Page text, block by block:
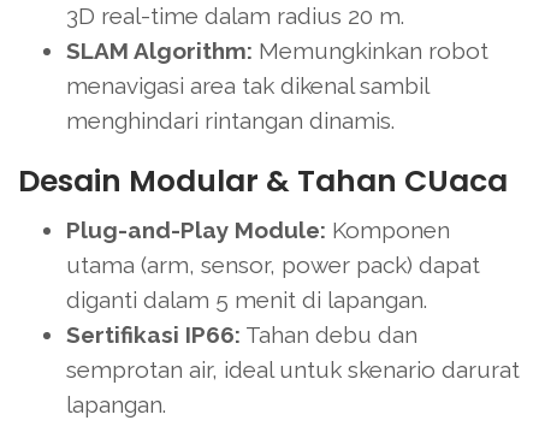
3D real-time dalam radius 20 m.
SLAM Algorithm: Memungkinkan robot
menavigasi area tak dikenal sambil
menghindari rintangan dinamis.
Desain Modular & Tahan CUaca
Plug-and-Play Module: Komponen
utama (arm, sensor, power pack) dapat
diganti dalam 5 menit di lapangan.
Sertifikasi IP66: Tahan debu dan
semprotan air, ideal untuk skenario darurat
lapangan.